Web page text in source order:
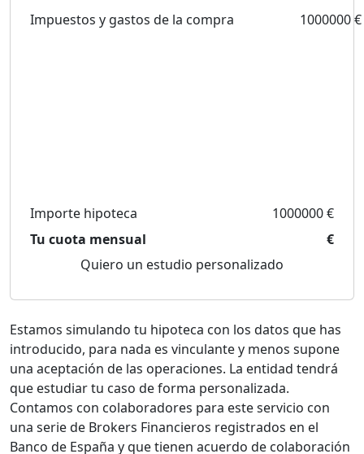
Impuestos y gastos de la compra 1000000 €
Importe hipoteca
1000000 €
Tu cuota mensual
€
Quiero un estudio personalizado
Estamos simulando tu hipoteca con los datos que has
introducido, para nada es vinculante y menos supone
una aceptación de las operaciones. La entidad tendrá
que estudiar tu caso de forma personalizada.
Contamos con colaboradores para este servicio con
una serie de Brokers Financieros registrados en el
Banco de España y que tienen acuerdo de colaboración